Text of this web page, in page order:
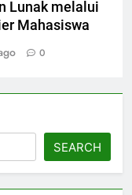
Lunak melalui
Mahasiswa
0
SEARCH